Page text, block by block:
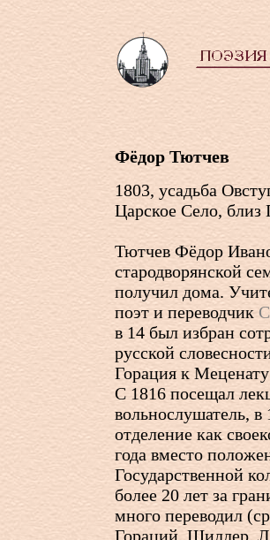
Фёдор Тютчев
1803, усадьба
Царское Село, близ
Тютчев Фёдор
стародворянской
получил дома.
поэт и переводчик
в 14 был избран
русской
Горация к
С 1816 посещал
вольнослушатель, в
отделение как
года вместо
Государственной
более 20 лет за
много переводил
Гораций, Шиллер,